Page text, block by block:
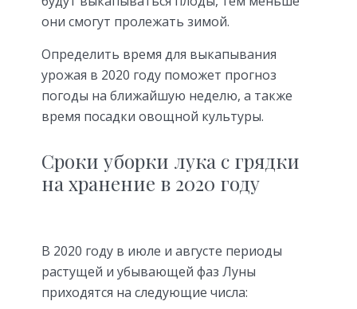
они смогут пролежать зимой.
Определить время для выкапывания
урожая в 2020 году поможет прогноз
погоды на ближайшую неделю, а также
время посадки овощной культуры.
Сроки уборки лука с грядки
на хранение в 2020 году
В 2020 году в июле и августе периоды
растущей и убывающей фаз Луны
приходятся на следующие числа: